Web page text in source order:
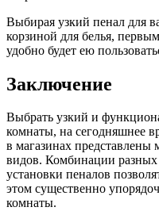
Выбирая узкий пенал для
корзиной для белья,
удобно будет ею
Заключение
Выбрать узкий и
комнаты, на сегодняшнее
в магазинах представлены
видов. Комбинации разных
установки пеналов
этом существенно
комнаты.